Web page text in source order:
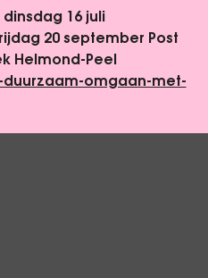
16 juli
20 september Post
Helmond-Peel
omgaan-met-